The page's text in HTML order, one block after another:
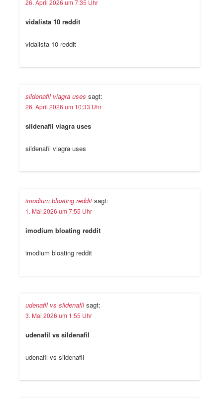
26. April 2026 um 7:35 Uhr
vidalista 10 reddit
vidalista 10 reddit
sildenafil viagra uses sagt:
26. April 2026 um 10:33 Uhr
sildenafil viagra uses
sildenafil viagra uses
imodium bloating reddit sagt:
1. Mai 2026 um 7:55 Uhr
imodium bloating reddit
imodium bloating reddit
udenafil vs sildenafil sagt:
3. Mai 2026 um 1:55 Uhr
udenafil vs sildenafil
udenafil vs sildenafil